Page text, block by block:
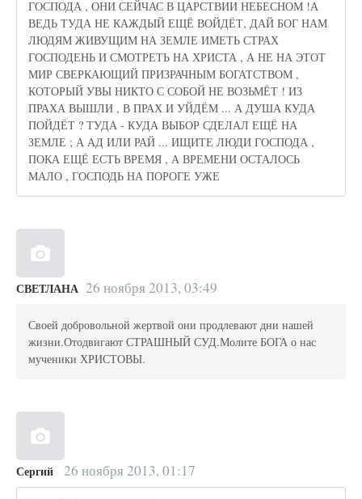
ГОСПОДА , ОНИ СЕЙЧАС В ЦАРСТВИИ НЕБЕСНОМ !А
ВЕДЬ ТУДА НЕ КАЖДЫЙ ЕЩЁ ВОЙДЁТ, ДАЙ БОГ НАМ
ЛЮДЯМ ЖИВУЩИМ НА ЗЕМЛЕ ИМЕТЬ СТРАХ
ГОСПОДЕНЬ И СМОТРЕТЬ НА ХРИСТА , А НЕ НА ЭТОТ
МИР СВЕРКАЮЩИЙ ПРИЗРАЧНЫМ БОГАТСТВОМ ,
КОТОРЫЙ УВЫ НИКТО С СОБОЙ НЕ ВОЗЬМЁТ ! ИЗ
ПРАХА ВЫШЛИ , В ПРАХ И УЙДЁМ ... А ДУША КУДА
ПОЙДЁТ ? ТУДА - КУДА ВЫБОР СДЕЛАЛ ЕЩЁ НА
ЗЕМЛЕ ; А АД ИЛИ РАЙ ... ИЩИТЕ ЛЮДИ ГОСПОДА ,
ПОКА ЕЩЁ ЕСТЬ ВРЕМЯ , А ВРЕМЕНИ ОСТАЛОСЬ
МАЛО , ГОСПОДЬ НА ПОРОГЕ УЖЕ
СВЕТЛАНА 26 ноября 2013, 03:49
Своей добровольной жертвой они продлевают дни нашей
жизни.Отодвигают СТРАШНЫЙ СУД.Молите БОГА о нас
мученики ХРИСТОВЫ.
Сергий 26 ноября 2013, 01:17